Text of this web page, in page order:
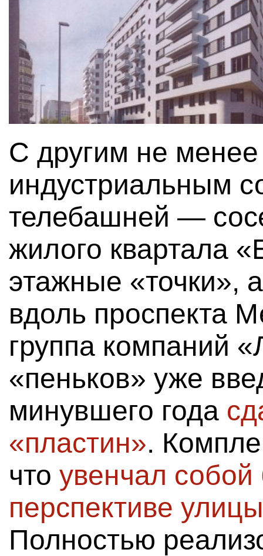
С другим не
индустриальным
телебашней —
жилого квартала
этажные «точки»,
вдоль проспекта
группа компаний
«пеньков» уже
минувшего года
«пластин».
что увенчал
перспективе
Полностью